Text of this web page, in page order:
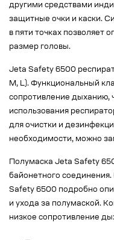
другими средствами
защитные очки и каски.
в пяти точках позволяет
размер головы.
Jeta Safety 6500
M, L). Функциональный
сопротивление дыханию,
использования
для очистки и
необходимости, можно
Полумаска Jeta Safety
байонетного
Safety 6500 подробно
и ухода за полумаской.
низкое сопротивление